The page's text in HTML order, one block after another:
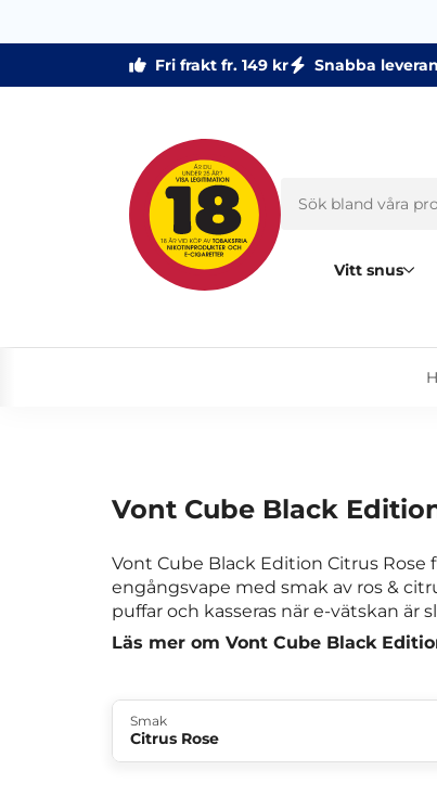
Fri frakt fr. 149 kr Snabba
Vitt snus
Vont Cube Black
Vont Cube Black Edition Citrus Rose
engångsvape med smak av ros &
puffar och kasseras när e-vätskan är
Läs mer om Vont Cube Black
Smak
Citrus Rose